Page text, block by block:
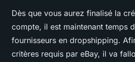
Dès que vous aurez finalisé la
compte, il est maintenant temps
fournisseurs en dropshipping.
critères requis par eBay, il va